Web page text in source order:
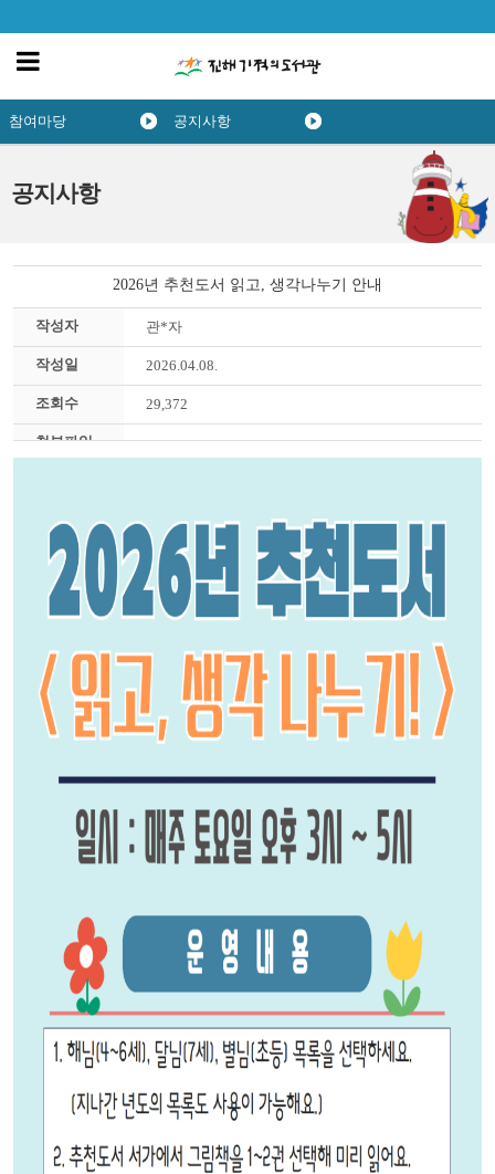
공지사항
참여마당 공지사항
2026년 추천도서 읽고, 생각나누기 안내
작성자 관*자
작성일 2026.04.08.
조회수 29,372
첨부파일